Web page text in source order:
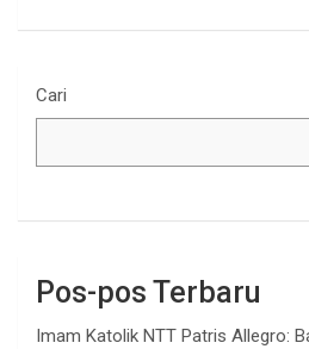
Cari
Pos-pos Terbaru
Imam Katolik NTT Patris Allegro: